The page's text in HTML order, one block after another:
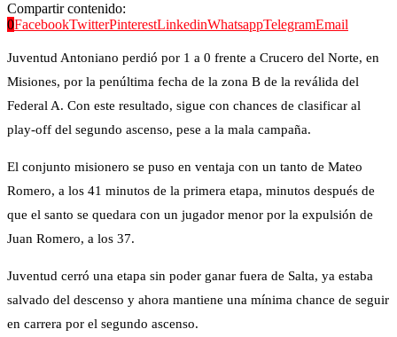
Compartir contenido:
0FacebookTwitterPinterestLinkedinWhatsappTelegramEmail
Juventud Antoniano perdió por 1 a 0 frente a Crucero del Norte, en
Misiones, por la penúltima fecha de la zona B de la reválida del
Federal A. Con este resultado, sigue con chances de clasificar al
play-off del segundo ascenso, pese a la mala campaña.
El conjunto misionero se puso en ventaja con un tanto de Mateo
Romero, a los 41 minutos de la primera etapa, minutos después de
que el santo se quedara con un jugador menor por la expulsión de
Juan Romero, a los 37.
Juventud cerró una etapa sin poder ganar fuera de Salta, ya estaba
salvado del descenso y ahora mantiene una mínima chance de seguir
en carrera por el segundo ascenso.